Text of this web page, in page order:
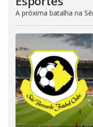
A próxima batalha na